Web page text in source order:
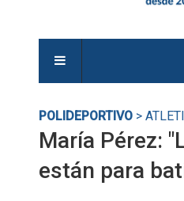
POLIDEPORTIVO >
María Pérez:
están para